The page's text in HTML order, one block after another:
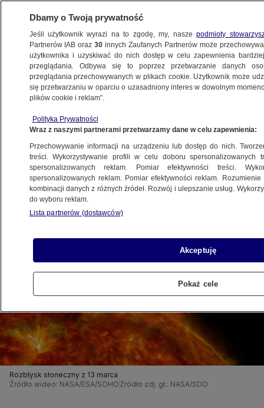
METEO
NAUKA
słoneczną na pół godziny przed jej
wystąpieniem
16.05.2023, 16:11
Udostępnij
Rozbłysk słoneczny z 13 marca
Źródło wideo: NASA/ESA/SOHO Źródło zdj. gł.: NASA/SDO
Dbamy o Twoją prywatność
Jeśli użytkownik wyrazi na to zgodę, my, naszepodmioty
Partnerów IAB oraz30 innych Zaufanych Partnerów może
użytkownika i uzyskiwać do nich dostęp w celu zapewnienia
przeglądania. Odbywa się to poprzez przetwarzanie danych
przeglądania przechowywanych w plikach cookie. Użytkownik może
się przetwarzaniu w oparciu o uzasadniony interes w dowolnym
plików cookie i reklam”.
Polityka Prywatności
Wraz z naszymi partnerami przetwarzamy dane w celu zapewnienia:
Przechowywanie informacji na urządzeniu lub dostęp do nich.
treści. Wykorzystywanie profili w celu doboru spersonalizowanych
spersonalizowanych reklam. Pomiar efektywności treści.
spersonalizowanych reklam. Pomiar efektywności reklam.
kombinacji danych z różnych źródeł. Rozwój i ulepszanie usług.
do wyboru reklam.
Lista partnerów (dostawców)
Akceptuję
Pokaż cele